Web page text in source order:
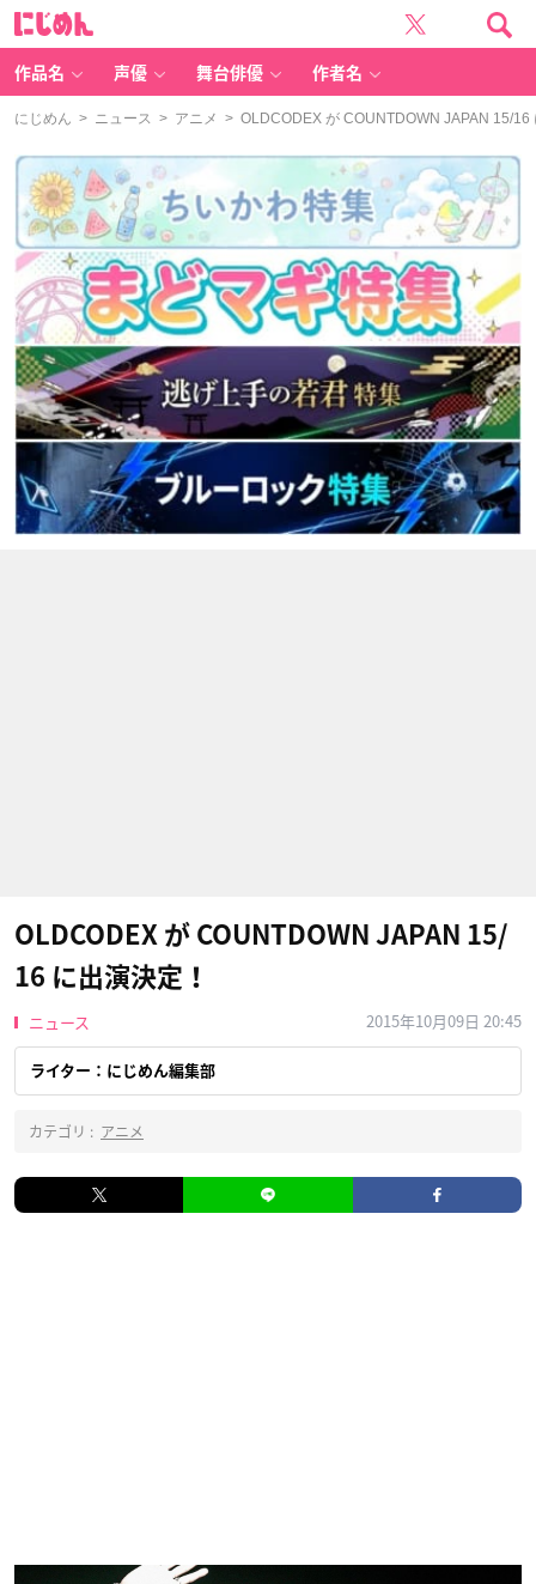
作品名 声優 舞台俳優 作者名
にじめん > ニュース > アニメ > OLDCODEX が COUNTDOWN JAPAN 15/16
OLDCODEX が COUNTDOWN JAPAN 15/
16 に出演決定！
ニュース 2015年10月09日 20:45
ライター：にじめん編集部
カテゴリ : アニメ